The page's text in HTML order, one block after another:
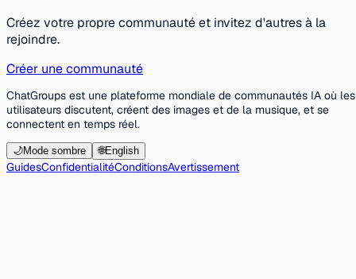
Créez votre propre communauté et invitez d'autres à la
rejoindre.
Créer une communauté
ChatGroups est une plateforme mondiale de communautés IA où les
utilisateurs discutent, créent des images et de la musique, et se
connectent en temps réel.
🌙Mode sombre 🌐English
GuidesConfidentialitéConditionsAvertissement